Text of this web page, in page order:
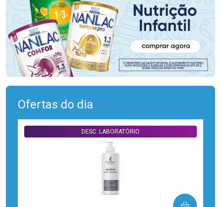
Ofertas do dia
DESC. LABORATÓRIO
COMPRAR